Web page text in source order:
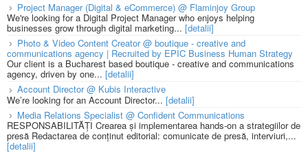
Project Manager (Digital & eCommerce) @ Flaminjoy Group
We're looking for a Digital Project Manager who enjoys helping
businesses grow through digital marketing... [detalii]
Photo & Video Content Creator @ boutique - creative and
communications agency | Recruited by EPIC Business Human Strategy
Our client is a Bucharest based boutique - creative and communications
agency, driven by one... [detalii]
Account Director @ Kubis Interactive
We’re looking for an Account Director... [detalii]
Media Relations Specialist @ Confident Communications
RESPONSABILITĂȚI Crearea și implementarea hands-on a strategiilor de
presă Redactarea de conținut editorial: comunicate de presă, interviuri,...
[detalii]